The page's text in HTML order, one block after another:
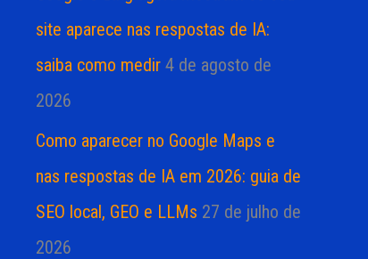
r
site aparece nas respostas de IA:
saiba como medir 4 de agosto de
2026
Como aparecer no Google Maps e
nas respostas de IA em 2026: guia de
SEO local, GEO e LLMs 27 de julho de
2026